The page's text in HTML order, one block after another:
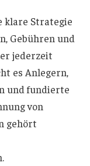
klare Strategie
Gebühren und
jederzeit
es Anlegern,
und fundierte
von
gehört